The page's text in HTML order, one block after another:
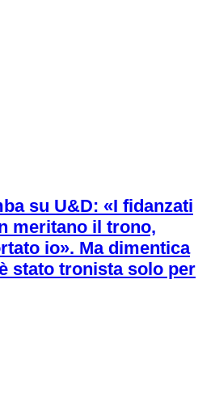
su U&D: «I fidanzati
meritano il trono,
io». Ma dimentica
stato tronista solo per